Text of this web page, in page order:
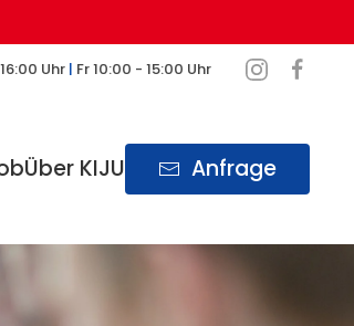
Uhr | Fr 10:00 - 15:00 Uhr
Über KIJU Anfrage